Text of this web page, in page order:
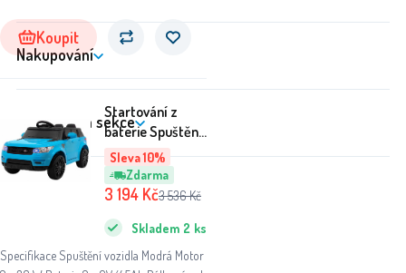
Koupit
Sleva 10%
Zdarma
Startování z
baterie Spuštění
auta Modrá +
Dálkové ovládání
+ Bezpečnostní
LED
Specifikace Spuštění vozidla Modrá Motor
Skladem 2 ks
3 194 Kč3 536Kč
Nakupování
Zákaznická sekce